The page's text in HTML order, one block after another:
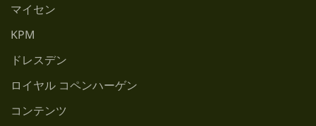
マイセン
KPM
ドレスデン
ロイヤル コペンハーゲン
コンテンツ